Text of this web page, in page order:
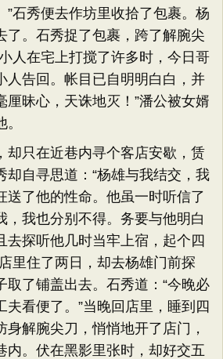
”石秀便去作坊里收拾了包裹。杨
了。石秀捉了包裹，跨了解腕尖
人在宅上打搅了许多时，今日哥
人告回。帐目已自明明白白，并
厘昧心，天诛地灭！”潘公被女婿
只在近巷内寻个客店安歇，赁
却自寻思道：“杨雄与我结交，我
送了他的性命。他虽一时听信了
，我也分别不得。务要与他明白
去探听他几时当牢上宿，起个四
里住了两日，却去杨雄门前探
取了铺盖出去。石秀道：“今晚必
夫看便了。”当晚回店里，睡到四
身解腕尖刀，悄悄地开了店门，
内。伏在黑影里张时，却好交五